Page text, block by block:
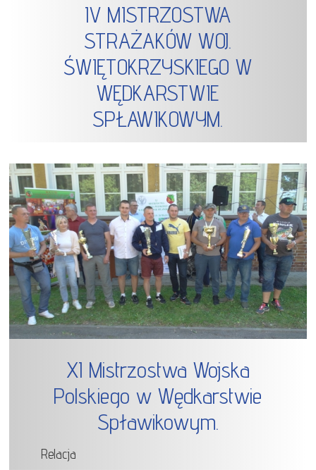
IV MISTRZOSTWA
STRAŻAKÓW WOJ.
ŚWIĘTOKRZYSKIEGO W
WĘDKARSTWIE
SPŁAWIKOWYM.
XI Mistrzostwa Wojska
Polskiego w Wędkarstwie
Spławikowym.
Relacja